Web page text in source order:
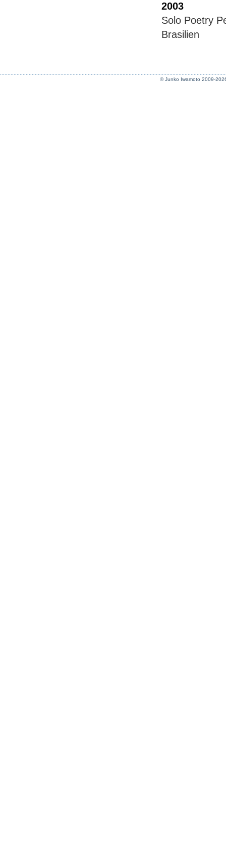
2003
Solo Poetry
Brasilien
© Junko Iwamoto 2009-